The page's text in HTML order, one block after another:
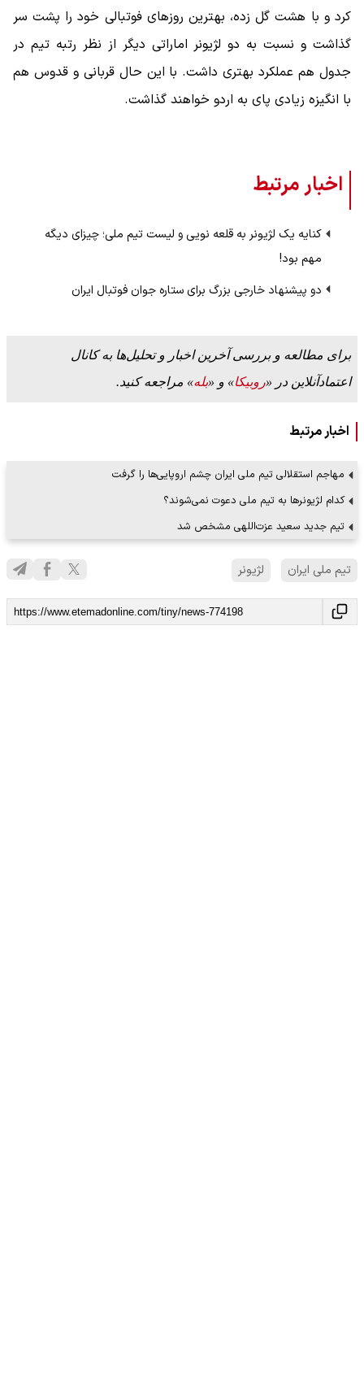
کرد و با هشت گل زده، بهترین روزهای فوتبالی خود را پشت سر
گذاشت و نسبت به دو لژیونر اماراتی دیگر از نظر رتبه تیم در
جدول هم عملکرد بهتری داشت. با این حال قربانی و قدوس هم
با انگیزه زیادی پای به اردو خواهند گذاشت.
اخبار مرتبط
کنایه یک لژیونر به قلعه نویی و لیست تیم ملی؛ چیزای دیگه
مهم بود!
دو پیشنهاد خارجی بزرگ برای ستاره جوان فوتبال ایران
برای مطالعه و بررسی آخرین اخبار و تحلیل‌ها به کانال
اعتمادآنلاین در «روبیکا» و «بله» مراجعه کنید.
اخبار مرتبط
مهاجم استقلالی تیم ملی ایران چشم اروپایی‌ها را گرفت
کدام لژیونرها به تیم ملی دعوت نمی‌شوند؟
تیم جدید سعید عزت‌اللهی مشخص شد
تیم ملی ایران لژیونر